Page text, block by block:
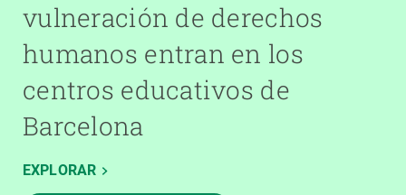
vulneración de derechos
humanos entran en los
centros educativos de
Barcelona
EXPLORAR